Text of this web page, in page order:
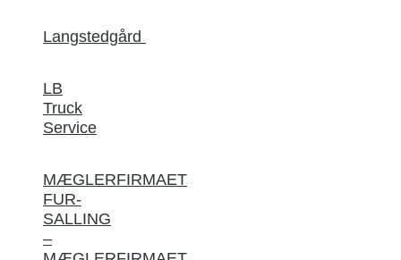
Langstedgård
LB
Truck
Service
MÆGLERFIRMAET
FUR-
SALLING
–